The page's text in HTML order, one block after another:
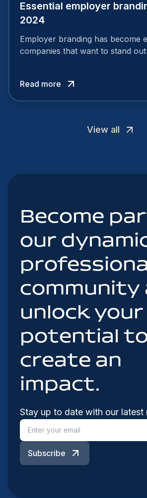
Essential employer
2024
Employer branding has become
companies that want to stand
attract the best profiles.
Read more
View all
Become
our
professional
community
unlock your
potential
create an
impact.
Stay up to date with our latest
Subscribe